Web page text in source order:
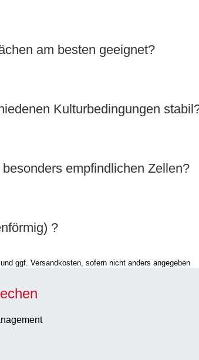
am besten geeignet?
Kulturbedingungen
empfindlichen Zellen?
?
ggf. Versandkosten, sofern nicht anders angegeben